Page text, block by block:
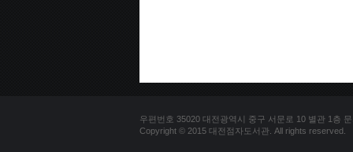
우편번호 35020 대전광역시 중구 서문로 10 별관 1층
Copyright © 2015 대전점자도서관. All rights reserved.